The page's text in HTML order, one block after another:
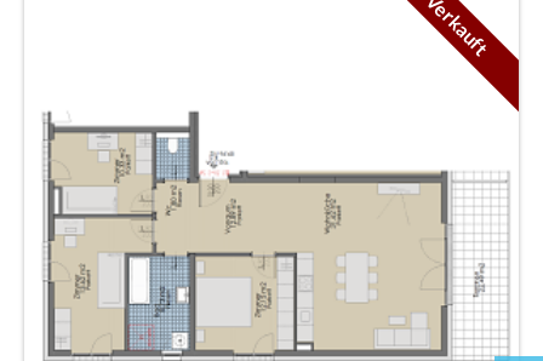
Verkauft